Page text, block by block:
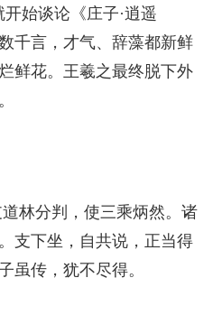
始谈论《庄子·逍遥
千言，才气、辞藻都新鲜
鲜花。王羲之最终脱下外
林分判，使三乘炳然。诸
支下坐，自共说，正当得
虽传，犹不尽得。